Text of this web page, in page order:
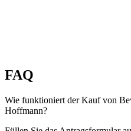
FAQ
Wie funktioniert der Kauf von
Hoffmann?